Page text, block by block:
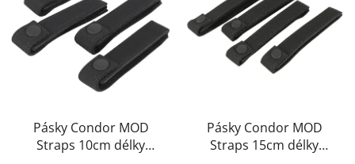
u
k
s
p
Pásky Condor MOD
Straps 10cm délky
Pásky Condor MOD
Straps 15cm délky